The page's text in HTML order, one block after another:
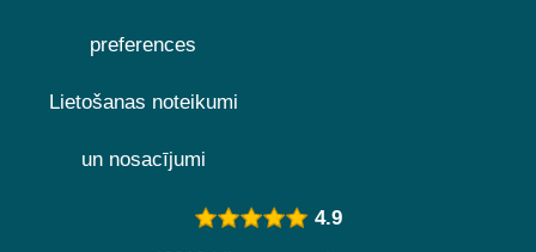
preferences
Lietošanas noteikumi
un nosacījumi
4.9